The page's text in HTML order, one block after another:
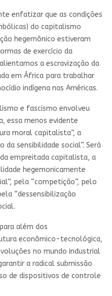
enfatizar que as condições
do capitalismo
hegemônico estiveram
de exercício da
a escravização da
em África para trabalhar
indígena nas Américas.
e fascismo envolveu
essa menos evidente
moral capitalista”, a
sensibilidade social”. Será
empreitada capitalista, a
hegemonicamente
pela “competição”, pelo
“dessensibilização
além dos
econômico-tecnológica,
no mundo industrial
a radical submissão
de dispositivos de controle